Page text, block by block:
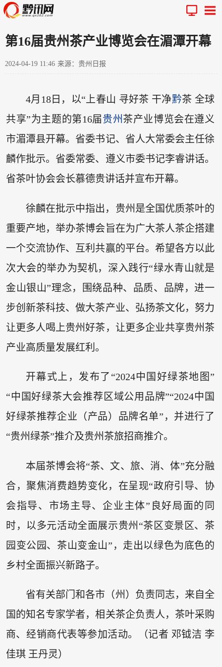
第16届贵州茶产业博览会在湄潭开幕
2024-04-19 11:46 来源：贵州日报
4月18日，以“上春山 寻好茶 干净黔茶 全球
共享”为主题的第16届贵州 茶产业博览会在遵义
市湄潭县开幕。省委书记、省人大常委会主任徐
麟作批示。省委常委、遵义市委书记李睿讲话。
省茶叶协会会长慕德贵讲话并宣布开幕。
徐麟在批示中指出，贵州是全国优质茶叶的
重要产地，举办茶博会旨在为广大茶人茶企搭建
一个交流协作、互利共赢的平台。希望各方以此
次大会的举办为契机，深入践行“绿水青山就是
金山银山”理念，围绕品种、品质、品牌，进一
步创新茶科技、做大茶产业、弘扬茶文化，努力
让更多人喝上贵州好茶，让更多企业共享贵州茶
产业高质量发展红利。
开幕式上，发布了“2024中国好绿茶地图”
“中国好绿茶大会推荐区域公用品牌”“2024中国
好绿茶推荐企业（产品）品牌名单”，并进行了
“贵州绿茶”推介及贵州茶旅招商推介。
本届茶博会将“茶、文、旅、消、体”充分融
合，聚焦消费趋势变化，在呈现“政府引导、协
会指导、市场主导、企业主体”良好局面的同
时，以多元活动全面展示贵州“茶区变景区、茶
园变公园、茶山变金山”，走出以绿色为底色的
乡村全面振兴新路子。
省有关部门和各市（州）负责同志，来自全
国的知名专家学者，相关茶企负责人，茶叶采购
商、经销商代表等参加活动。（记者 邓钺洁 李
佳琪 王丹灵）